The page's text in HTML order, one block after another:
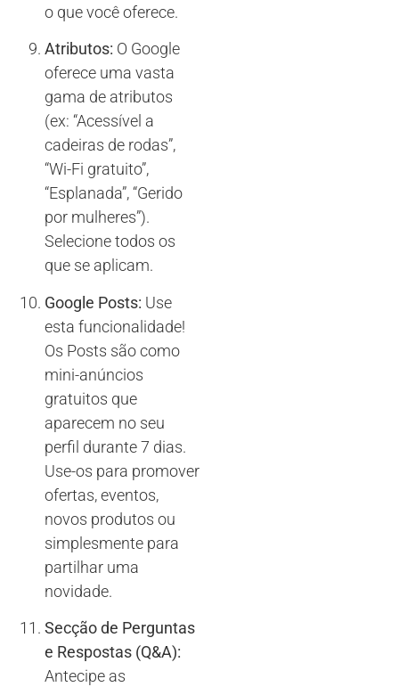
o que você oferece.
Atributos: O Google
oferece uma vasta
gama de atributos
(ex: “Acessível a
cadeiras de rodas”,
“Wi-Fi gratuito”,
“Esplanada”, “Gerido
por mulheres”).
Selecione todos os
que se aplicam.
Google Posts: Use
esta funcionalidade!
Os Posts são como
mini-anúncios
gratuitos que
aparecem no seu
perfil durante 7 dias.
Use-os para promover
ofertas, eventos,
novos produtos ou
simplesmente para
partilhar uma
novidade.
Secção de Perguntas
e Respostas (Q&A):
Antecipe as